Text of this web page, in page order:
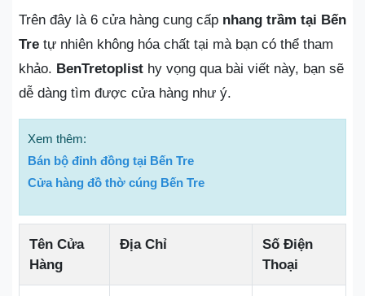
Trên đây là 6 cửa hàng cung cấp nhang trầm tại Bến
Tre tự nhiên không hóa chất tại mà bạn có thể tham
khảo. BenTretoplist hy vọng qua bài viết này, bạn sẽ
dễ dàng tìm được cửa hàng như ý.
Xem thêm:
Bán bộ đỉnh đồng tại Bến Tre
Cửa hàng đồ thờ cúng Bến Tre
Tên Cửa
Hàng
Địa Chỉ
Số Điện
Thoại